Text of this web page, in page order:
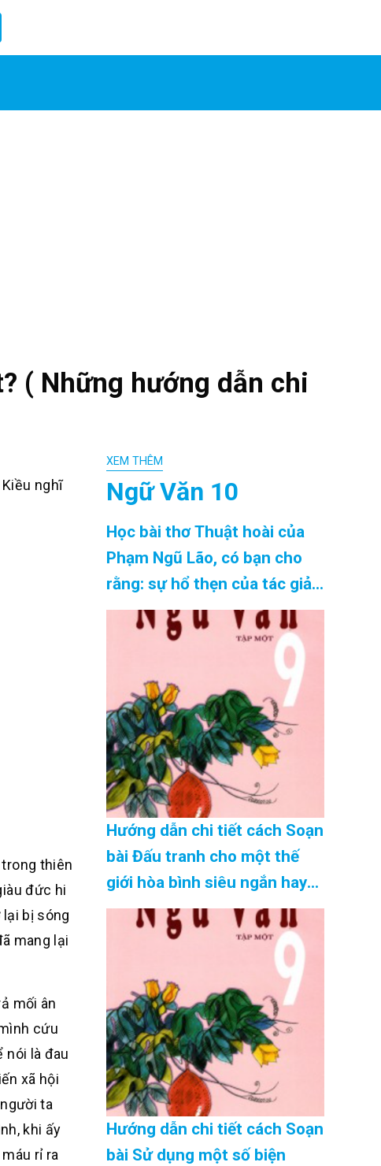
( Những hướng dẫn chi
nghĩ
trong thiên
đức hi
bị sóng
mang lại
mối ân
cứu
nói là đau
xã hội
ta
khi ấy
rỉ ra
XEM THÊM
Ngữ Văn 10
Học bài thơ Thuật hoài của
Phạm Ngũ Lão, có bạn cho
rằng: sự hổ thẹn của tác giả
là thái quá, kiêu kì. Ngược lại,
có bạn ca ngợi và cho rằng
đó là biểu hiện một hoài bão
lớn lao của người thanh niên
yêu nước. Ý kiến của em về
vấn đề này như thế nào?
(những gợi ý hay nhất) Cập
Nhật 08/2026
Hướng dẫn chi tiết cách Soạn
bài Đấu tranh cho một thế
giới hòa bình siêu ngắn hay
nhất Cập Nhật 08/2026
Hướng dẫn chi tiết cách Soạn
bài Sử dụng một số biện